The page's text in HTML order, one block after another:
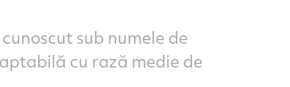
sub numele de
cu rază medie de